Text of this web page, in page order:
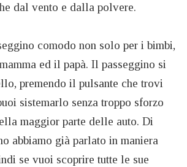
dal vento e dalla polvere.
comodo non solo per i bimbi,
ed il papà. Il passeggino si
premendo il pulsante che trovi
sistemarlo senza troppo sforzo
maggior parte delle auto. Di
abbiamo già parlato in maniera
se vuoi scoprire tutte le sue